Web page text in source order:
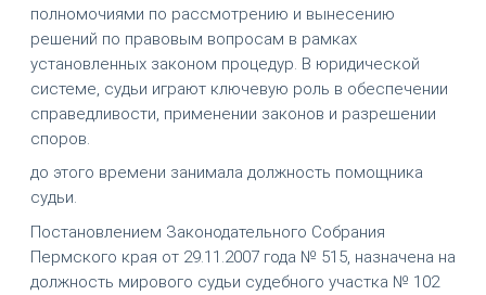
полномочиями по рассмотрению и вынесению
решений по правовым вопросам в рамках
установленных законом процедур. В юридической
системе, судьи играют ключевую роль в обеспечении
справедливости, применении законов и разрешении
споров.
до этого времени занимала должность помощника
судьи.
Постановлением Законодательного Собрания
Пермского края от 29.11.2007 года № 515, назначена на
должность мирового судьи судебного участка № 102